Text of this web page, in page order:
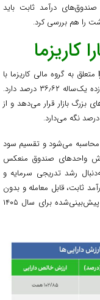
درآمد ثابت باید
را هم بررسی کرد.
کاریزما
به گروه مالی کاریزما با
» ارزش خالص دارایی حدود ۴۴٫۱۰ همت و بازده یک‌ساله ۳۶٫۶۲ درصد دارد.
بزرگ بازار قرار می‌دهد و از
محاسبه می‌شود و تقسیم سود
واحدهای صندوق منعکس
رشد تدریجی سرمایه و
ثابت، قابل معامله و بدون
نرخ شکست معرفی شده و سود سالانه آن به‌صورت پیش‌بینی‌شده برای سال ۱۴۰۵